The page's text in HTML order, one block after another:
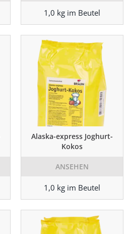
1,0 kg im Beutel
Alaska-express Joghurt-
Kokos
ANSEHEN
1,0 kg im Beutel